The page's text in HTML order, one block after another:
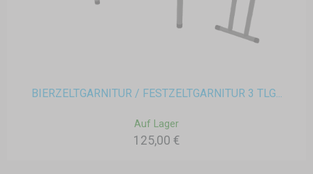
BIERZELTGARNITUR / FESTZELTGARNITUR 3 TLG...
Auf Lager
125,00 €